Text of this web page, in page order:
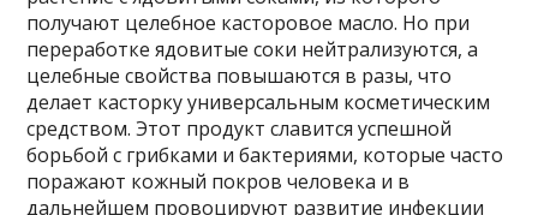
получают целебное касторовое масло. Но при
переработке ядовитые соки нейтрализуются, а
целебные свойства повышаются в разы, что
делает касторку универсальным косметическим
средством. Этот продукт славится успешной
борьбой с грибками и бактериями, которые часто
поражают кожный покров человека и в
дальнейшем провоцируют развитие инфекции